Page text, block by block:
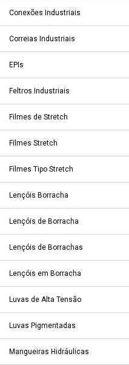
Conexões Industriais
Correias Industriais
EPIs
Feltros Industriais
Filmes de Stretch
Filmes Stretch
Filmes Tipo Stretch
Lençóis Borracha
Lençóis de Borracha
Lençóis de Borrachas
Lençóis em Borracha
Luvas de Alta Tensão
Luvas Pigmentadas
Mangueiras Hidráulicas